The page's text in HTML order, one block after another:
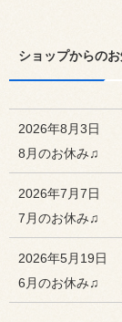
☆今週は連休をい
ゴールデンウィー
☆来週は連休をい
2026年4月7日
スバル WRX
ショップからの
2026年8月3日
8月のお休み♫
2026年7月7日
7月のお休み♫
2026年5月19日
6月のお休み♫